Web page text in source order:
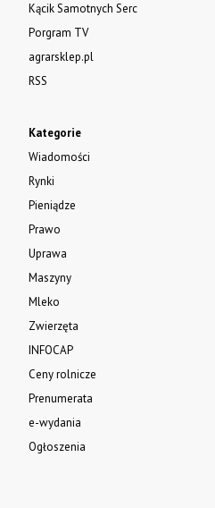
Kategorie
Wiadomości
Rynki
Pieniądze
Prawo
Uprawa
Maszyny
Mleko
Zwierzęta
INFOCAP
Ceny rolnicze
Prenumerata
e-wydania
Ogłoszenia
Kącik Samotnych Serc
Porgram TV
agrarsklep.pl
RSS